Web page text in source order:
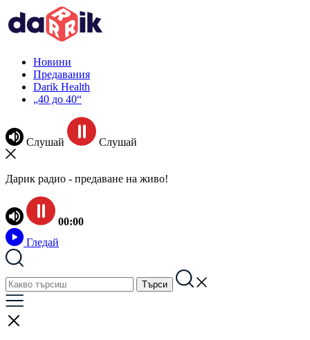
Новини
Предавания
Darik Health
„40 до 40“
Слушай Слушай
Дарик радио - предаване на живо!
00:00
Гледай